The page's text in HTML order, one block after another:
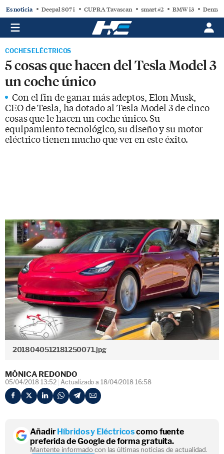
Es noticia Deepal S07 i CUPRA Tavascan smart #2 BMW i3 Denza
COCHES ELÉCTRICOS
5 cosas que hacen del Tesla Model 3
un coche único
Con el fin de ganar más adeptos, Elon Musk,
CEO de Tesla, ha dotado al Tesla Model 3 de cinco
cosas que le hacen un coche único. Su
equipamiento tecnológico, su diseño y su motor
eléctrico tienen mucho que ver en este éxito.
2018040512181250071.jpg
MÓNICA REDONDO
05/04/2018 13:52 Actualizado a 18/04/2018 16:58
AñadirHíbridos y Eléctricoscomo fuente
preferida de Google de forma gratuita.
Mantente informado con las últimas noticias de actualidad.